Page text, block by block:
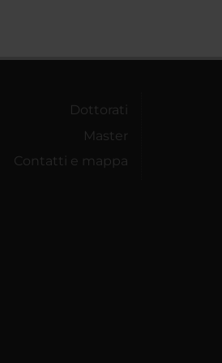
Dottorati
Master
Contatti e mappa